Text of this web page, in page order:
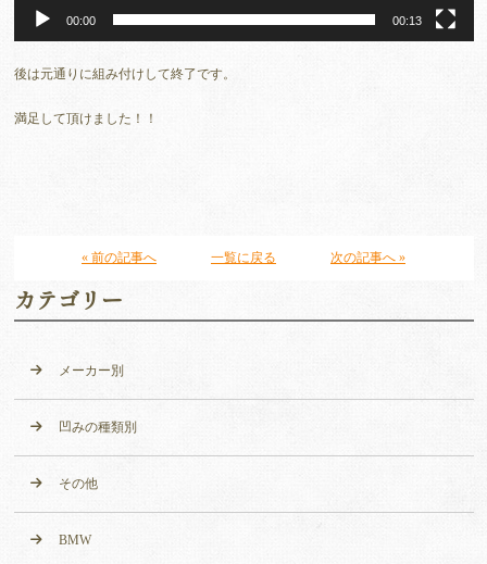
00:00 00:13
後は元通りに組み付けして終了です。
満足して頂けました！！
« 前の記事へ 一覧に戻る 次の記事へ »
カテゴリー
メーカー別
凹みの種類別
その他
BMW